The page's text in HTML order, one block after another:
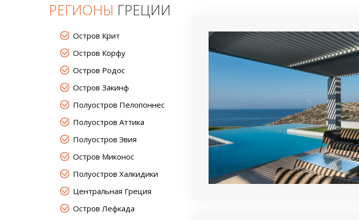
РЕГИОНЫ ГРЕЦИИ
Остров Крит
Остров Корфу
Остров Родос
Остров Закинф
Полуостров Пелопоннес
Полуостров Аттика
Полуостров Эвия
Остров Миконос
Полуостров Халкидики
Центральная Греция
Остров Лефкада